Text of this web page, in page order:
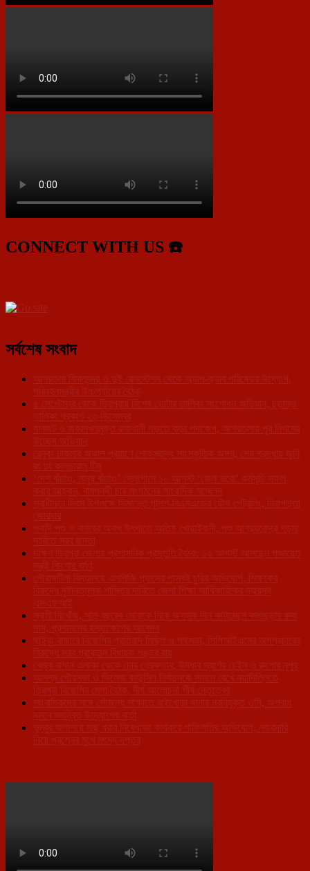
CONNECT WITH US ☎️
সর্বশেষ সংবাদ
আগরতলা বিমানবন্দর ও দুই রেলস্টেশন থেকে অ্যাপ-ক্যাব পরিষেবার উদ্যোগ,
পরিবহনমন্ত্রীর উচ্চপর্যায়ের বৈঠক
৫ সেপ্টেম্বর থেকে ত্রিপুরায় বিশেষ ভোটার তালিকা সংশোধন অভিযান, চূড়ান্ত
তালিকা প্রকাশ ২৩ ডিসেম্বর
যানজট ও জবরদখলমুক্ত রাজধানী গড়তে কড়া পদক্ষেপ, আগরতলায় পুর নিগমের
উচ্ছেদ অভিযান
রেনুকা চাকমার অকাল প্রয়াণে শোকস্তব্ধ সাংস্কৃতিক অঙ্গন, শেষ শ্রদ্ধায় জুনি
রং ঢং কালচারাল টিম
‘দেশ বাঁচাও, মানুষ বাঁচাও’ স্লোগানে ১০ আগস্ট ‘জেল ভরো’ কর্মসূচি সফল
করার আহ্বান, বামপন্থী চার সংগঠনের সাংবাদিক সম্মেলন
স্বাধীনতা দিবস উপলক্ষে সিমান্তে পুলিশ-বিএসএফের যৌথ পেট্রলিং, নিরাপত্তা
জোরদার
গবাদি পশু ও বানরের অবাধ উৎপাতে অতিষ্ঠ খোয়াইবাসী, পশু আশ্রয়কেন্দ্র গড়ার
দাবিতে সরব জনতা
দক্ষিণ ত্রিপুরা জেলায় প্রশাসনিক প্রস্তুতি বৈঠক: ১২ আগস্ট আসছেন পঞ্চায়েত
মন্ত্রী কিশোর বর্মণ
গৌরাঙ্গটিলা বিদ্যালয়ে এলপিজি গ্যাসের পাসবই চুরির অভিযোগ, শিক্ষকের
বিরুদ্ধে দৃষ্টান্তমূলক শাস্তির দাবিতে জেলা শিক্ষা আধিকারিকের দ্বারস্থ
এসএফআই
স্বামী নিখোঁজ, সাত বছরের মেয়েকে নিয়ে অসহায় দিন কাটাচ্ছেন কলাছড়ার রুমা
দাস, প্রশাসনের হস্তক্ষেপের আবেদন
থাইবুং বাজারে বিজেপির প্রতিবাদ মিছিল ও পথসভা, সিপিআইএমের অপপ্রচারের
বিরুদ্ধে সরব প্রাক্তন বিধায়ক শঙ্কর রায়
খেজুর বাগান এলাকা থেকে চোর গ্রেফতার, উদ্ধার স্বর্ণের চেইন ও রুপোর নূপুর
আসন্ন পৌরসভা ও ভিলেজ কাউন্সিল নির্বাচনকে সামনে রেখে নয়াদিল্লিতে
ত্রিপুরা বিজেপির মেগা বৈঠক, দীর্ঘ আলোচনা শীর্ষ নেতৃত্বের
সাংবাদিকদের সঙ্গে সৌজন্য সাক্ষাতে বাইখোড়া থানার নবনিযুক্ত ওসি, অপরাধ
দমনে সমন্বিত উদ্যোগের বার্তা
ডুম্বুর জলাশয়ে মাছ ধরার নিষেধাজ্ঞা কার্যকরে গাফিলতির অভিযোগ, নজরদারি
নিয়ে প্রশ্নের মুখে মৎস্য দপ্তর